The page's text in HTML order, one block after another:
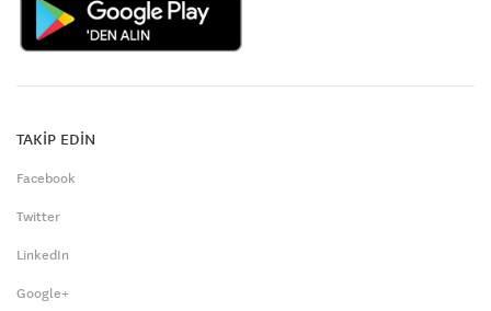
TAKİP EDİN
Facebook
Twitter
LinkedIn
Google+